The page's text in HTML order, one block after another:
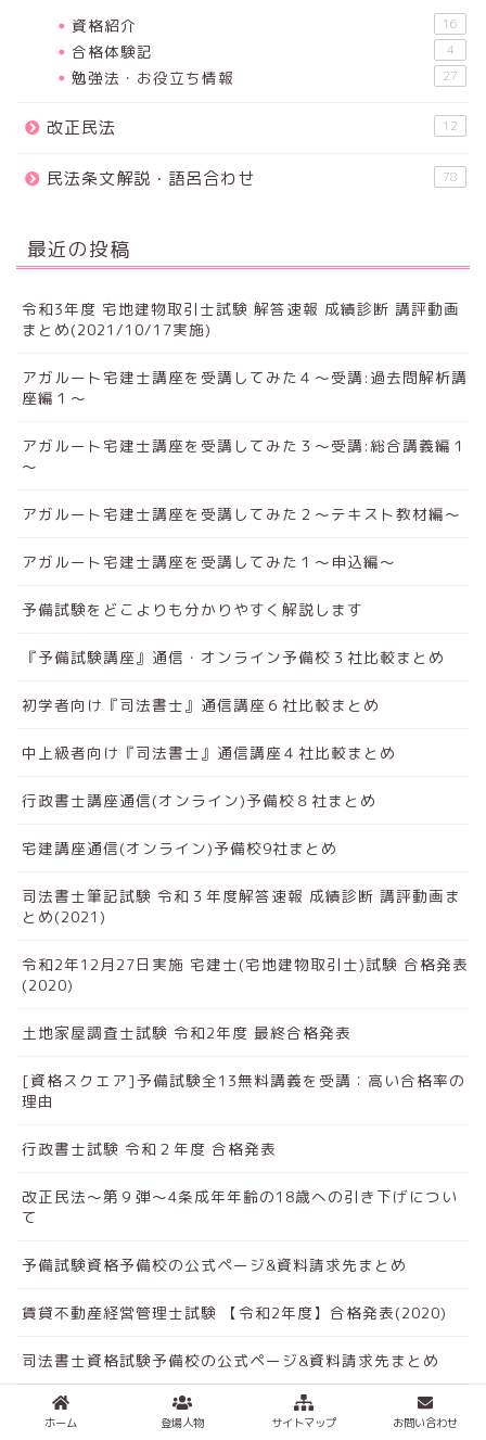
資格紹介 16
合格体験記 4
勉強法・お役立ち情報 27
改正民法 12
民法条文解説・語呂合わせ 78
最近の投稿
令和3年度 宅地建物取引士試験 解答速報 成績診断 講評動画
まとめ(2021/10/17実施)
アガルート宅建士講座を受講してみた４～受講:過去問解析講
座編１～
アガルート宅建士講座を受講してみた３～受講:総合講義編１
～
アガルート宅建士講座を受講してみた２～テキスト教材編～
アガルート宅建士講座を受講してみた１～申込編～
予備試験をどこよりも分かりやすく解説します
『予備試験講座』通信・オンライン予備校３社比較まとめ
初学者向け『司法書士』通信講座６社比較まとめ
中上級者向け『司法書士』通信講座４社比較まとめ
行政書士講座通信(オンライン)予備校８社まとめ
宅建講座通信(オンライン)予備校9社まとめ
司法書士筆記試験 令和３年度解答速報 成績診断 講評動画ま
とめ(2021)
令和2年12月27日実施 宅建士(宅地建物取引士)試験 合格発表
(2020)
土地家屋調査士試験 令和2年度 最終合格発表
[資格スクエア]予備試験全13無料講義を受講：高い合格率の
理由
行政書士試験 令和２年度 合格発表
改正民法～第９弾～4条成年年齢の18歳への引き下げについ
て
予備試験資格予備校の公式ページ&資料請求先まとめ
賃貸不動産経営管理士試験 【令和2年度】合格発表(2020)
司法書士資格試験予備校の公式ページ&資料請求先まとめ
ホーム 登場人物 サイトマップ お問い合わせ